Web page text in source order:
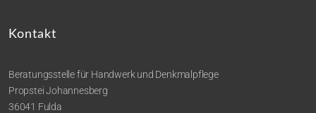
Kontakt
Beratungsstelle für Handwerk und Denkmalpflege
Propstei Johannesberg
36041 Fulda